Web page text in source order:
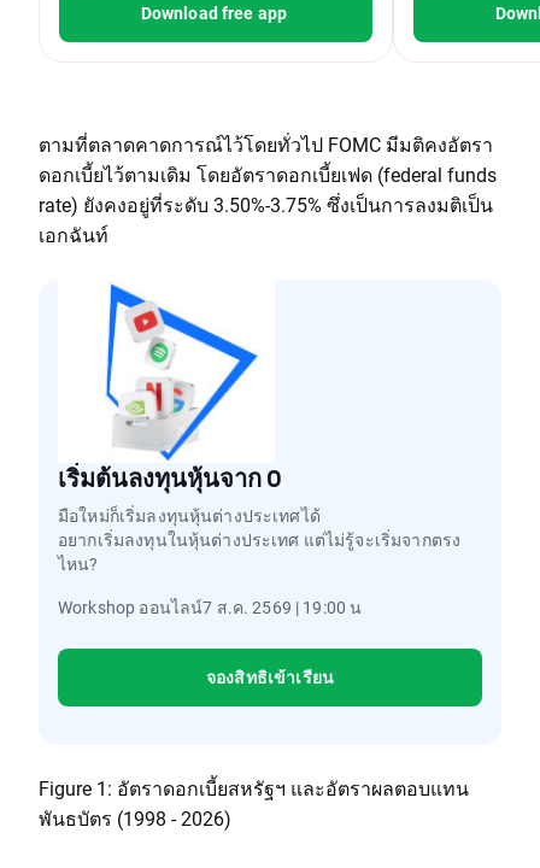
Download free app
ตามที่ตลาดคาดการณ์ไว้โดยทั่วไป FOMC มีมติคงอัตรา
ดอกเบี้ยไว้ตามเดิม โดยอัตราดอกเบี้ยเฟด (federal funds
rate) ยังคงอยู่ที่ระดับ 3.50%-3.75% ซึ่งเป็นการลงมติเป็น
เอกฉันท์
เริ่มต้นลงทุนหุ้นจาก 0
มือใหม่ก็เริ่มลงทุนหุ้นต่างประเทศได้
อยากเริ่มลงทุนในหุ้นต่างประเทศ แต่ไม่รู้จะเริ่มจากตรง
ไหน?
Workshop ออนไลน์7 ส.ค. 2569 | 19:00 น
จองสิทธิเข้าเรียน
Figure 1: อัตราดอกเบี้ยสหรัฐฯ และอัตราผลตอบแทน
พันธบัตร (1998 - 2026)